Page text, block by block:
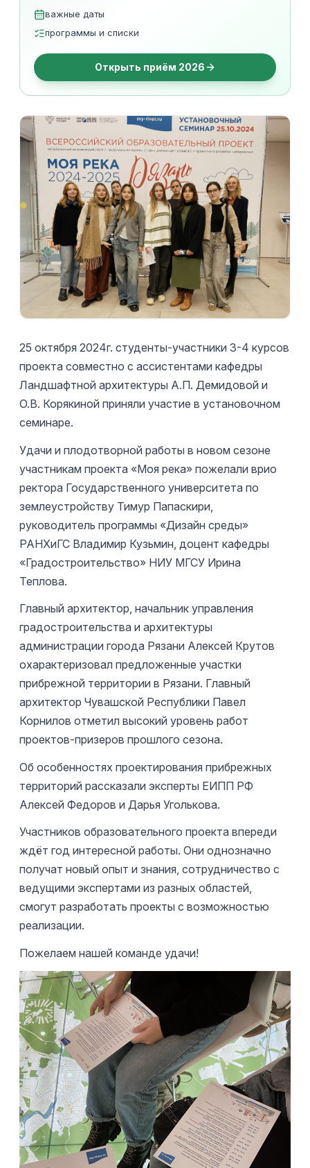
важные даты
программы и списки
Открыть приём 2026
25 октября 2024г. студенты-участники 3-4 курсов
проекта совместно с ассистентами кафедры
Ландшафтной архитектуры А.П. Демидовой и
О.В. Корякиной приняли участие в установочном
семинаре.
Удачи и плодотворной работы в новом сезоне
участникам проекта «Моя река» пожелали врио
ректора Государственного университета по
землеустройству Тимур Папаскири,
руководитель программы «Дизайн среды»
РАНХиГС Владимир Кузьмин, доцент кафедры
«Градостроительство» НИУ МГСУ Ирина
Теплова.
Главный архитектор, начальник управления
градостроительства и архитектуры
администрации города Рязани Алексей Крутов
охарактеризовал предложенные участки
прибрежной территории в Рязани. Главный
архитектор Чувашской Республики Павел
Корнилов отметил высокий уровень работ
проектов-призеров прошлого сезона.
Об особенностях проектирования прибрежных
территорий рассказали эксперты ЕИПП РФ
Алексей Федоров и Дарья Уголькова.
Участников образовательного проекта впереди
ждёт год интересной работы. Они однозначно
получат новый опыт и знания, сотрудничество с
ведущими экспертами из разных областей,
смогут разработать проекты с возможностью
реализации.
Пожелаем нашей команде удачи!